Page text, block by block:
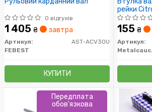
0 відгуків
1 405 ₴ завтра
Артикул:
AST-ACV30U
FEBEST
КУПИТИ
рейки
Peugeot
(89-)
155 ₴
Артикул:
Передплата
обов'язкова